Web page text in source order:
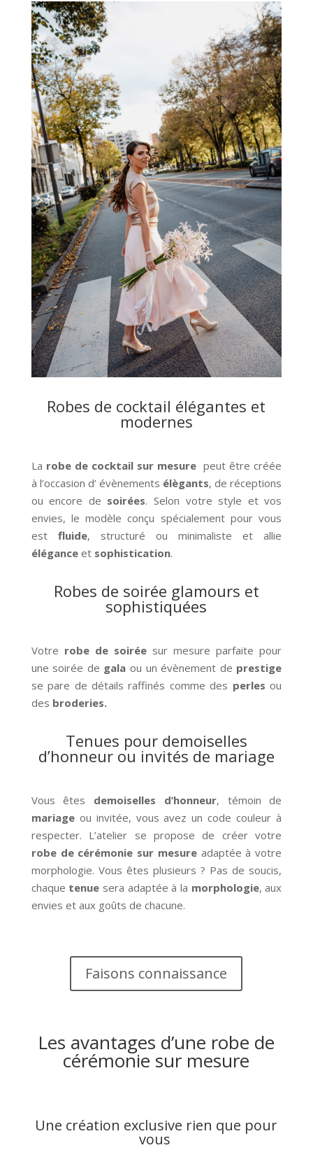
Robes de cocktail élégantes et
modernes
La robe de cocktail sur mesure peut être créée
à l’occasion d’ évènements élègants, de réceptions
ou encore de soirées. Selon votre style et vos
envies, le modèle conçu spécialement pour vous
est fluide, structuré ou minimaliste et allie
éléganceet sophistication.
Robes de soirée glamours et
sophistiquées
Votre robe de soiréesur mesure parfaite pour
une soirée de gala ou un évènement de prestige
se pare de détails raffinés comme des perles ou
des broderies.
Tenues pour demoiselles
d’honneur ou invités de mariage
Vous êtes demoiselles d’honneur, témoin de
mariageou invitée, vous avez un code couleur à
respecter. L’atelier se propose de créer votre
robe de cérémonie sur mesureadaptée à votre
morphologie. Vous êtes plusieurs ? Pas de soucis,
chaque tenue sera adaptée à la morphologie, aux
envies et aux goûts de chacune.
Faisons connaissance
Les avantages d’une robe de
cérémonie sur mesure
Une création exclusive rien que pour
vous